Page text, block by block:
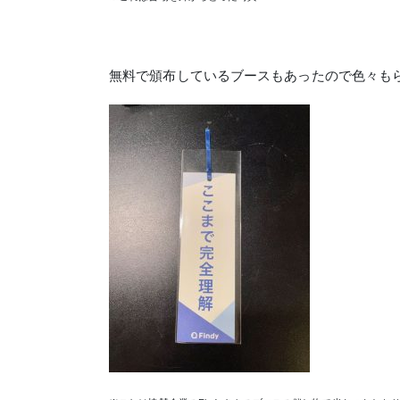
無料で頒布しているブースもあったので色々も